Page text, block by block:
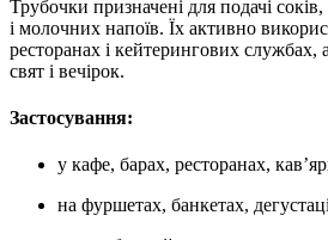
Трубочки призначені для подачі
і молочних напоїв. Їх активно
ресторанах і кейтерингових службах,
свят і вечірок.
Застосування:
у кафе, барах, ресторанах,
на фуршетах, банкетах,